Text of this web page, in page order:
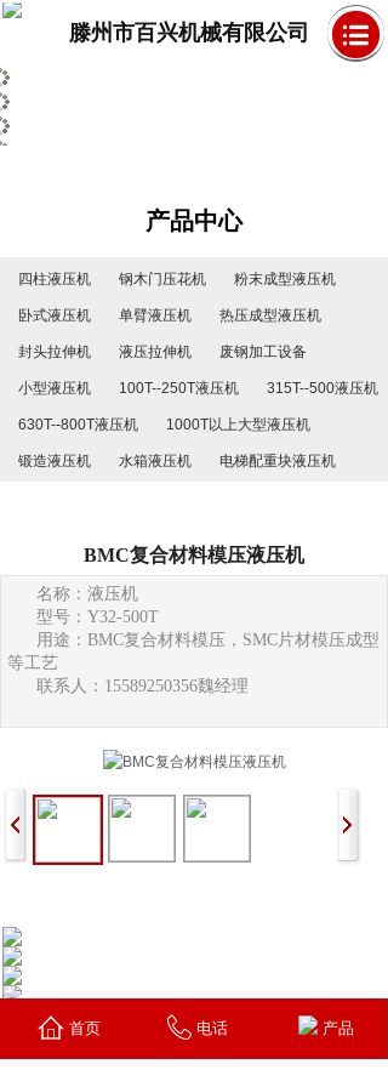
滕州市百兴机械有限公司
产品中心
四柱液压机 钢木门压花机 粉末成型液压机
卧式液压机 单臂液压机 热压成型液压机
封头拉伸机 液压拉伸机 废钢加工设备
小型液压机 100T--250T液压机 315T--500液压机
630T--800T液压机 1000T以上大型液压机
锻造液压机 水箱液压机 电梯配重块液压机
BMC复合材料模压液压机
名称：液压机
型号：Y32-500T
用途：BMC复合材料模压，SMC片材模压成型
等工艺
联系人：15589250356魏经理
首页 电话 产品